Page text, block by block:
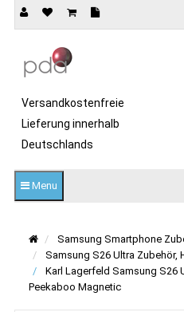
Versandkostenfreie
Lieferung innerhalb
Deutschlands
Menu
Samsung Smartphone
Samsung S26 Ultra Zubehör,
Karl Lagerfeld Samsung S26
Peekaboo Magnetic